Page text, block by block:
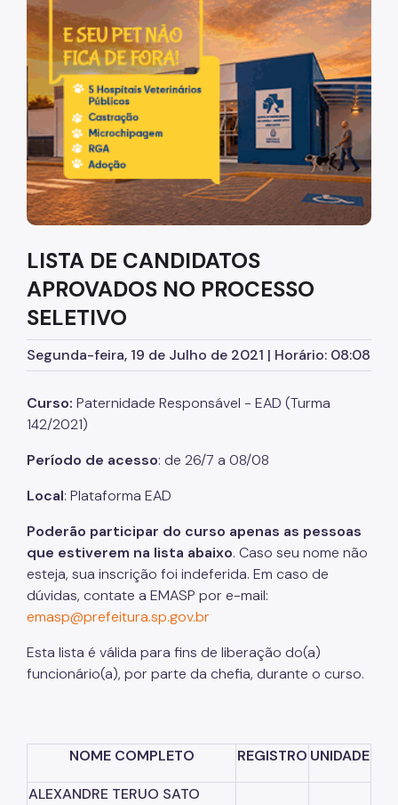
Diretrizes Institucionais
Organização
Legislação
Orientações
Infraestrutura
Agendamento de Salas
Dúvidas Frequentes
Formações da EMASP
Formações Oferecidas
Inscrições Abertas
Como se Inscrever
Listas de Seleção
Educadores
Dicas e Orientações
Solicitação de Turmas
Laboratório de Inovação - Lab11
Notícias
LISTA DE CANDIDATOS
APROVADOS NO PROCESSO
SELETIVO
Segunda-feira, 19 de Julho de 2021 | Horário: 08:08
Curso: Paternidade Responsável - EAD (Turma
142/2021)
Período de acesso: de 26/7 a 08/08
Local: Plataforma EAD
Poderão participar do curso apenas as pessoas
que estiverem na lista abaixo. Caso seu nome não
esteja, sua inscrição foi indeferida. Em caso de
dúvidas, contate a EMASP por e-mail:
emasp@prefeitura.sp.gov.br
Esta lista é válida para fins de liberação do(a)
funcionário(a), por parte da chefia, durante o curso.
NOME COMPLETO REGISTRO UNIDADE
ALEXANDRE TERUO SATO